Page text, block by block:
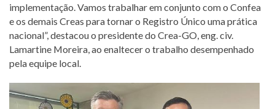
implementação. Vamos trabalhar em conjunto com o Confea
e os demais Creas para tornar o Registro Único uma prática
nacional”, destacou o presidente do Crea-GO, eng. civ.
Lamartine Moreira, ao enaltecer o trabalho desempenhado
pela equipe local.